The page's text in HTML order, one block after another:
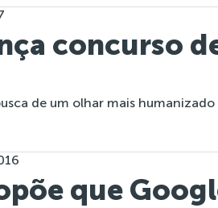
concurso
de um olhar mais
que